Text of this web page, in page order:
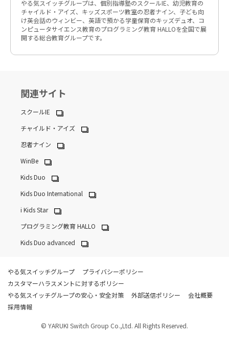
やる気スイッチグループは、個別指導塾のスクールIE、幼児教育の
チャイルド・アイズ、キッズスポーツ教室の忍者ナイン、子ども向
け英会話のウィンビー、英語で預かる学童保育のキッズデュオ、コ
ンピュータサイエンス教育のプログラミング教育 HALLOを全国で展
開する総合教育グループです。
関連サイト
スクールIE
チャイルド・アイズ
忍者ナイン
WinBe
Kids Duo
Kids Duo International
i Kids Star
プログラミング教育 HALLO
Kids Duo advanced
やる気スイッチグループ
プライバシーポリシー
カスタマーハラスメントに対するポリシー
やる気スイッチグループの安心・安全対策
外部送信ポリシー
会社概要
採用情報
© YARUKI Switch Group Co.,Ltd. All Rights Reserved.